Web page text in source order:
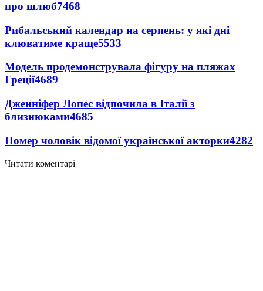
про шлюб7468
Рибальський календар на серпень: у які дні
клюватиме краще5533
Модель продемонструвала фігуру на пляжах
Греції4689
Дженніфер Лопес відпочила в Італії з
близнюками4685
Помер чоловік відомої української акторки4282
Читати коментарі